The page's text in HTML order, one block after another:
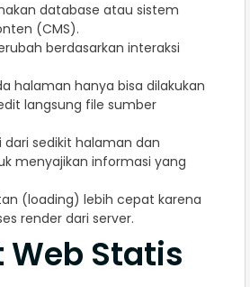
database atau sistem
(CMS).
berdasarkan interaksi
halaman hanya bisa dilakukan
langsung file sumber
dari sedikit halaman dan
menyajikan informasi yang
(loading) lebih cepat karena
render dari server.
Statis